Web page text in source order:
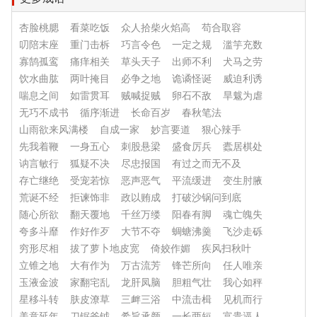
杏脸桃腮 看菜吃饭 众人拾柴火焰高
苟合取容
叨陪末座
重门击柝 巧言令色 一定之规
滥竽充数
寡鹄孤鸾
痛痒相关 草头天子 出师不利
犬马之劳
饮水曲肱
两叶掩目 必争之地 诡谲怪诞
威迫利诱
喘息之间
如雷贯耳 贼喊捉贼 卵石不敌
旱魃为虐
无巧不成书
循序渐进 长命百岁
春秋笔法
山雨欲来风满楼
自成一家 妙言要道
狠心辣手
先我着鞭
一身五心 刺股悬梁 盛食厉兵
蠹居棋处
讷言敏行
狐疑不决 尽忠报国
有过之而无不及
存亡继绝
受宠若惊 恶声恶气 平流缓进
变生肘腋
荒诞不经
拒谏饰非 政以贿成
打破沙锅问到底
随心所欲
翻天覆地 千丝万缕 阳春有脚
魂亡魄失
夸多斗靡
作好作歹 大节不夺 蜩螗沸羹
飞沙走砾
穷形尽相
拔了萝卜地皮宽 倚姣作媚
疾风扫秋叶
立锥之地
大有作为 万古流芳 锋芒所向
任人唯亲
玉液金波
家翻宅乱 龙肝凤脑 胆粗气壮
我心如秤
星移斗转
肤皮潦草 三衅三浴 中流击楫
见机而行